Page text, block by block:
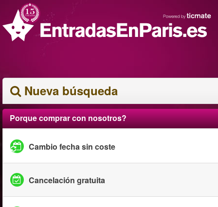
Nueva búsqueda
Porque comprar con nosotros?
Cambio fecha sin coste
Cancelación gratuita